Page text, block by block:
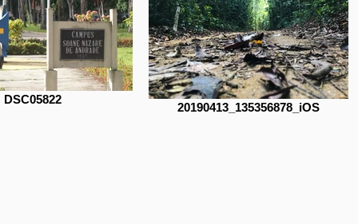
DSC05822
20190413_135356878_iOS